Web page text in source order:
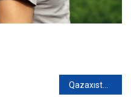
Qazaxıstanlı yazıçı türklər və tenqriçilik barədə – VİDEO